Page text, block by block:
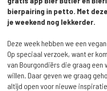
bierpairing in petto. Met
je weekend nog lekkerder.
Deze week hebben we een
Op speciaal verzoek, want er
van Bourgondiërs die graag
willen. Daar geven we graag
altijd open voor nieuwe